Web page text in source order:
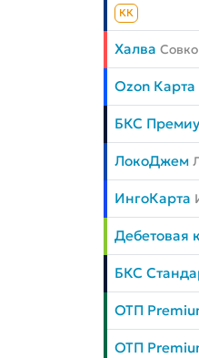
КК
Халва
Ozon Карта
БКС
ЛокоДжем
ИнгоКарта
Дебетовая
БКС
ОТП
ОТП